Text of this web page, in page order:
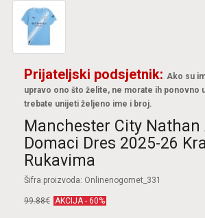
Prijateljski podsjetnik: Ako su
upravo ono što želite, ne morate ih ponovno
trebate unijeti željeno ime i broj.
Manchester City Nathan
Domaci Dres 2025-26
Rukavima
Šifra proizvoda: Onlinenogomet_331
99.88€ AKCIJA - 60%